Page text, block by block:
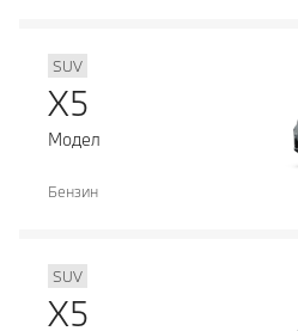
SUV
X5
Модел
Бензин
SUV
X5